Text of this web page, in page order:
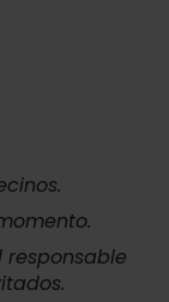
responsable